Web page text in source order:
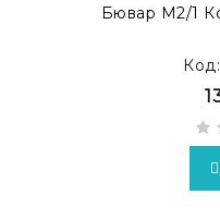
Бювар М2/1